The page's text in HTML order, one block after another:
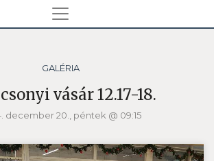
GALÉRIA
vásár 12.17-18.
december 20., péntek @ 09:15